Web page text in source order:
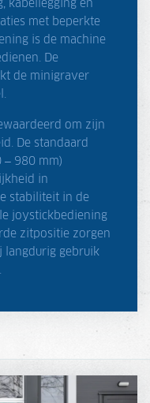
kabellegging en
met beperkte
is de machine
De
de minigraver
om zijn
De standaard
– 980 mm)
in
stabiliteit in de
joystickbediening
zitpositie zorgen
langdurig gebruik